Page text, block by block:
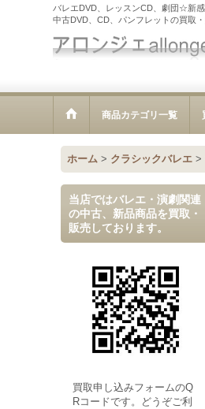
バレエDVD、レッスンCD、劇団☆新
中古DVD、CD、パンフレットの買取
商品カテゴリ一覧
ホーム > クラシックバレエ >
当店ではバレエ・演劇関連
の中古、新品商品を買取・
販売しております。
買取申し込みフォームのQ
Rコードです。どうぞご利